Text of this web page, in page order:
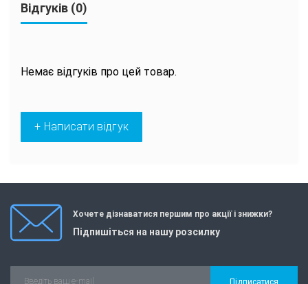
Відгуків (0)
Немає відгуків про цей товар.
+ Написати відгук
Хочете дізнаватися першим про акції і знижки?
Підпишіться на нашу розсилку
Підписатися